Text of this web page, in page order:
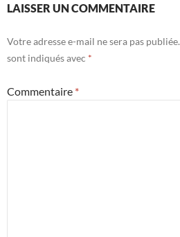
LAISSER UN COMMENTAIRE
Votre adresse e-mail ne sera pas publiée.
sont indiqués avec *
Commentaire *